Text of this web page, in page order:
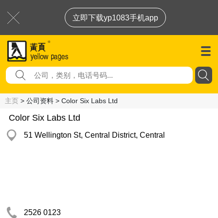
立即下载yp1083手机app
主页 > 公司资料 > Color Six Labs Ltd
Color Six Labs Ltd
51 Wellington St, Central District, Central
2526 0123